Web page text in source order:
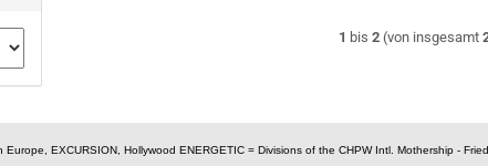
1 bis 2(von insgesamt
EXCURSION, Hollywood ENERGETIC = Divisions of the CHPW Intl. Mothership -